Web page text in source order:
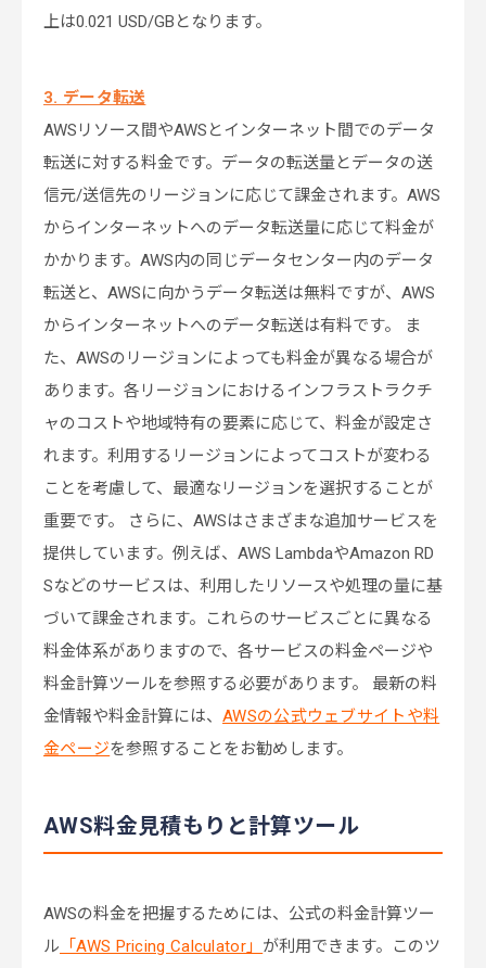
上は0.021 USD/GBとなります。
3. データ転送
AWSリソース間やAWSとインターネット間でのデータ
転送に対する料金です。データの転送量とデータの送
信元/送信先のリージョンに応じて課金されます。AWS
からインターネットへのデータ転送量に応じて料金が
かかります。AWS内の同じデータセンター内のデータ
転送と、AWSに向かうデータ転送は無料ですが、AWS
からインターネットへのデータ転送は有料です。 ま
た、AWSのリージョンによっても料金が異なる場合が
あります。各リージョンにおけるインフラストラクチ
ャのコストや地域特有の要素に応じて、料金が設定さ
れます。利用するリージョンによってコストが変わる
ことを考慮して、最適なリージョンを選択することが
重要です。 さらに、AWSはさまざまな追加サービスを
提供しています。例えば、AWS LambdaやAmazon RD
Sなどのサービスは、利用したリソースや処理の量に基
づいて課金されます。これらのサービスごとに異なる
料金体系がありますので、各サービスの料金ページや
料金計算ツールを参照する必要があります。 最新の料
金情報や料金計算には、 AWSの公式ウェブサイトや料
金ページを参照することをお勧めします。
AWS料金見積もりと計算ツール
AWSの料金を把握するためには、公式の料金計算ツー
ル 「AWS Pricing Calculator」 が利用できます。このツ